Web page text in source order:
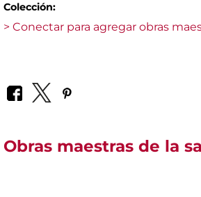
Colección:
> Conectar para agregar obras
Obras maestras de la